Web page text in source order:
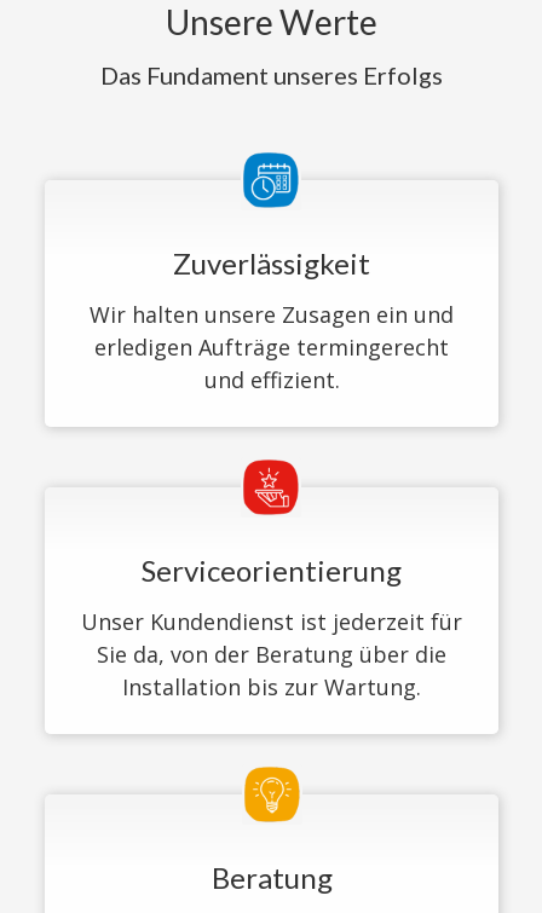
Unsere Werte
Das Fundament unseres Erfolgs
Zuverlässigkeit
Wir halten unsere Zusagen ein und
erledigen Aufträge termingerecht
und effizient.
Serviceorientierung
Unser Kundendienst ist jederzeit für
Sie da, von der Beratung über die
Installation bis zur Wartung.
Beratung